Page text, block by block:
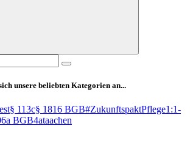
unsere beliebten Kategorien an...
§ 113c§ 1816 BGB#ZukunftspaktPflege1:1-
BGB4ataachen